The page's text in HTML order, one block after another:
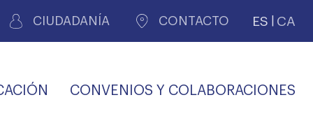
CIUDADANÍA CONTACTO ES CA
CONVENIOS Y COLABORACIONES